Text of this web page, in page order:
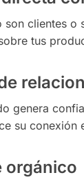
clientes
tus
genera
su conexión
orgánico